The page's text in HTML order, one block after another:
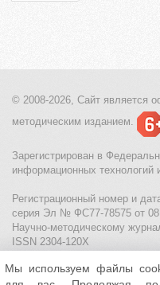
© 2008-2026, Сайт является
методическим изданием.
Зарегистрирован в
информационных технологий
Регистрационный номер и
серия Эл № ФС77-78575 от
Научно-методическому
ISSN 2304-120X
МЦИТО|Школьные
Мы используем файлы